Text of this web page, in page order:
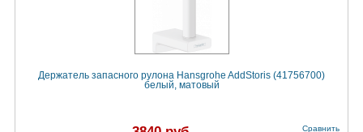
Держатель запасного рулона Hansgrohe AddStoris (41756700)
белый, матовый
Сравнить